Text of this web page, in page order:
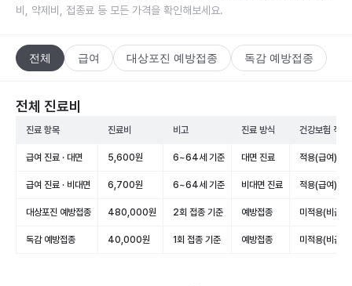
비, 약제비, 접종료 등 모든 가격을 확인해보세요.
전체 급여 대상포진 예방접종 독감 예방접종
전체 진료비
진료 항목 진료비 비고 진료 방식 건강보험 적용
급여 진료 · 대면 5,600원 6~64세 기준 대면 진료 적용(급여)
급여 진료 · 비대면 6,700원 6~64세 기준 비대면 진료 적용(급여)
대상포진 예방접종 480,000원 2회 접종 기준 예방접종 미적용(비급여)
독감 예방접종 40,000원 1회 접종 기준 예방접종 미적용(비급여)